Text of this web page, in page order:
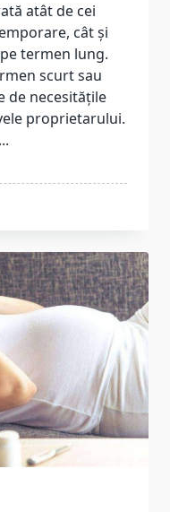
atât de cei
cât și
termen lung.
scurt sau
de necesitățile
proprietarului.
...